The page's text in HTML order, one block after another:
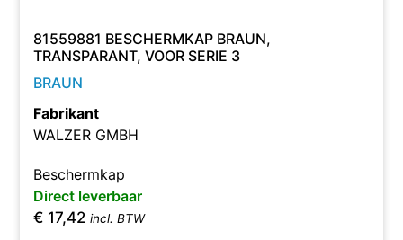
81559881 BESCHERMKAP BRAUN,
TRANSPARANT, VOOR SERIE 3
BRAUN
Fabrikant
WALZER GMBH
Beschermkap
Direct leverbaar
€ 17,42 incl. BTW